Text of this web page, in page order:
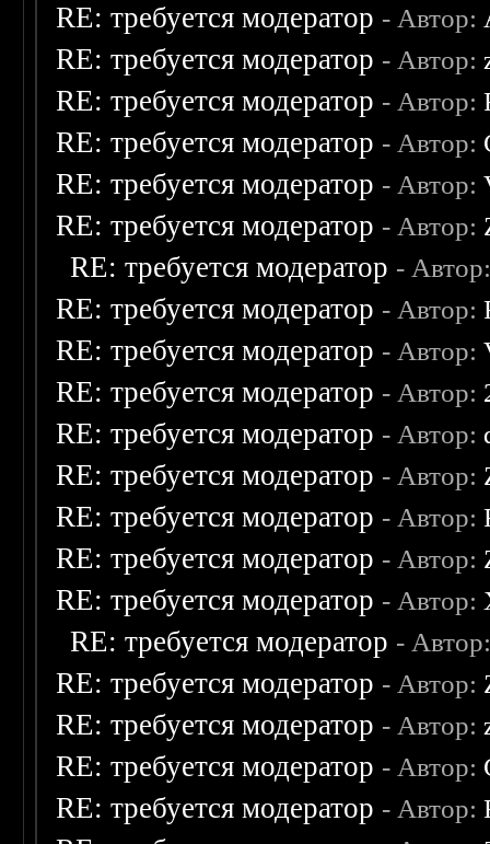
RE: требуется модератор - Автор:
RE: требуется модератор - Автор:
RE: требуется модератор - Автор:
RE: требуется модератор - Автор:
RE: требуется модератор - Автор:
RE: требуется модератор - Автор:
RE: требуется модератор -
RE: требуется модератор - Автор:
RE: требуется модератор - Автор:
RE: требуется модератор - Автор:
RE: требуется модератор - Автор:
RE: требуется модератор - Автор:
RE: требуется модератор - Автор:
RE: требуется модератор - Автор:
RE: требуется модератор - Автор:
RE: требуется модератор -
RE: требуется модератор - Автор:
RE: требуется модератор - Автор:
RE: требуется модератор - Автор:
RE: требуется модератор - Автор: